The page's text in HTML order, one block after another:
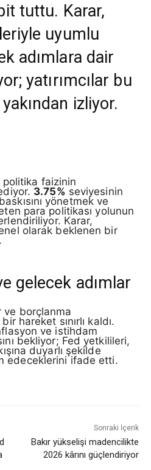
tuttu. Karar,
uyumlu
adımlara dair
yatırımcılar bu
izliyor.
politika faizinin
3.75% seviyesinin
yönetmek ve
para politikası yolunun
Karar,
olarak beklenen bir
gelecek adımlar
ve borçlanma
hareket sınırlı kaldı.
ve istihdam
bekliyor; Fed yetkilileri,
duyarlı şekilde
edeceklerini ifade etti.
Sonraki İçerik
Bakır yükselişi madencilikte
2026 kârını güçlendiriyor